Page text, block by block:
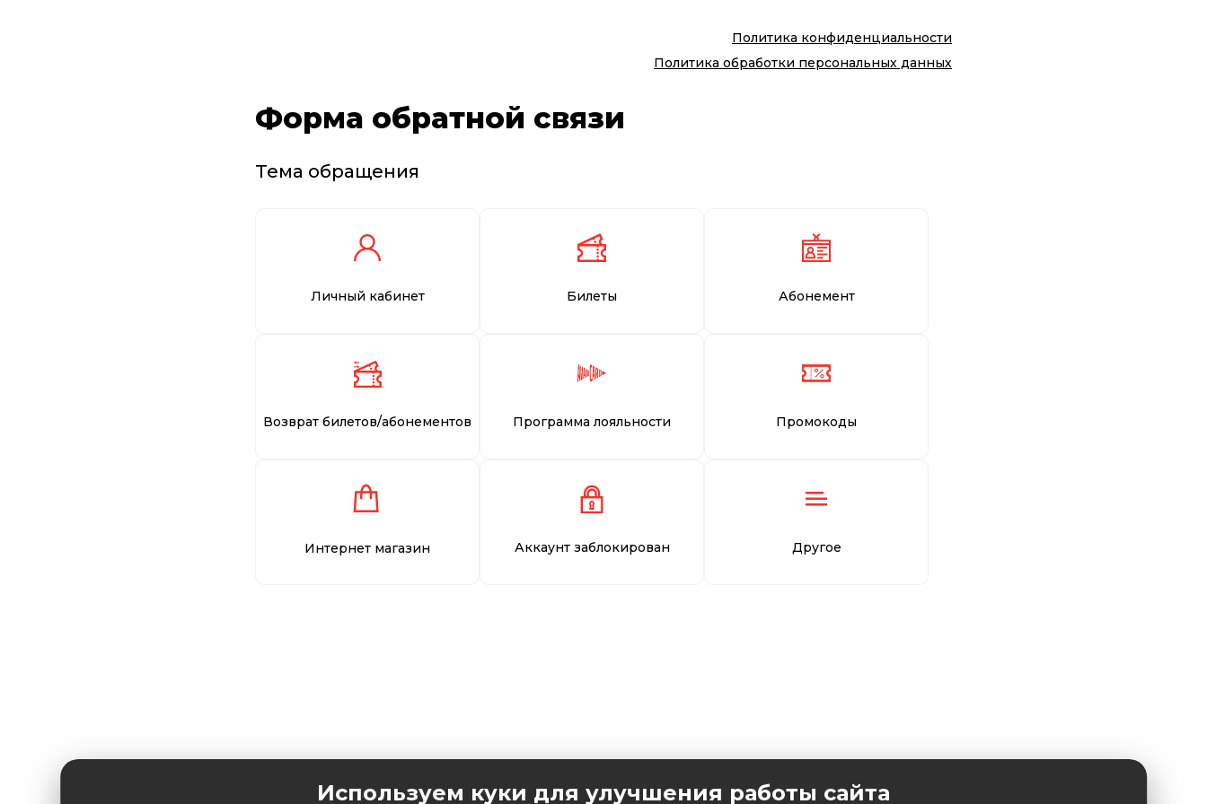
Политика конфиденциальности
Политика обработки персональных данных
Форма обратной связи
Тема обращения
Личный кабинет Билеты Абонемент
Возврат билетов/абонементов Программа лояльности Промокоды
Интернет магазин Аккаунт заблокирован Другое
Используем куки для улучшения работы сайта